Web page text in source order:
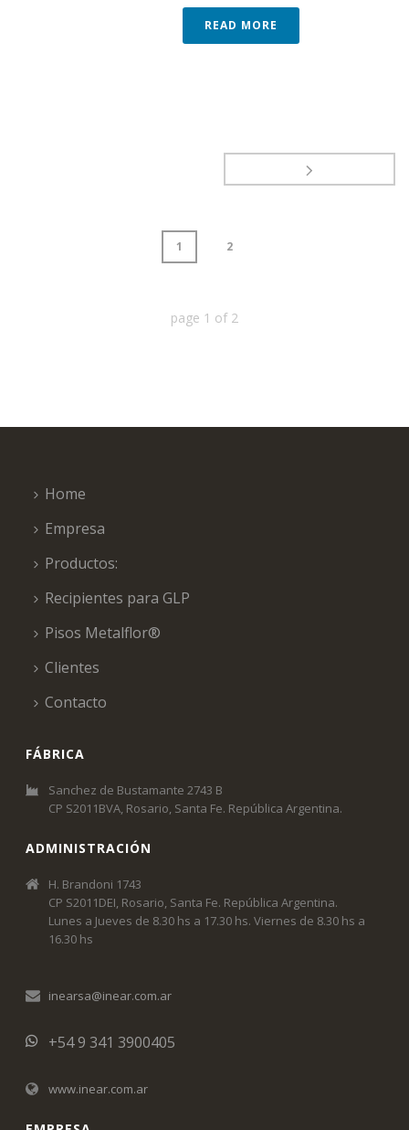
READ MORE
1 2
page 1 of 2
Home
Empresa
Productos:
Recipientes para GLP
Pisos Metalflor®
Clientes
Contacto
FÁBRICA
Sanchez de Bustamante 2743 B
CP S2011BVA, Rosario, Santa Fe. República Argentina.
ADMINISTRACIÓN
H. Brandoni 1743
CP S2011DEI, Rosario, Santa Fe. República Argentina.
Lunes a Jueves de 8.30 hs a 17.30 hs. Viernes de 8.30 hs a
16.30 hs
inearsa@inear.com.ar
+54 9 341 3900405
www.inear.com.ar